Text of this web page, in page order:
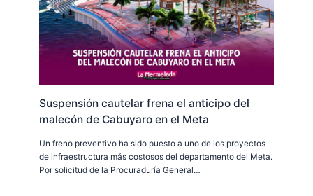
Suspensión cautelar frena el anticipo del
malecón de Cabuyaro en el Meta
Un freno preventivo ha sido puesto a uno de los proyectos
de infraestructura más costosos del departamento del Meta.
Por solicitud de la Procuraduría General…